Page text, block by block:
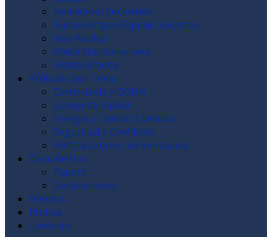
Hemisferio Occidental
Rusia-Antiguo Espacio Soviético
Asia Pacífico
Africa Sub-Sahariana
Medio Oriente
Artículos por Tema
Democracia y DDHH
Economía Global
Energía y Cambio Climático
Seguridad y Conflictos
Política Exterior de Venezuela
Documentos
Papers
Declaraciones
Eventos
Prensa
Contacto